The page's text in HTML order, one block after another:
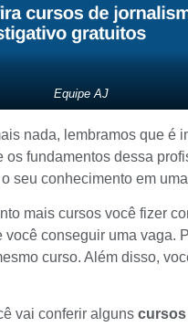
Equipe AJ
nada, lembramos que é
os fundamentos dessa
seu conhecimento em
mais cursos você fizer
você conseguir uma vaga.
curso. Além disso,
vai conferir alguns